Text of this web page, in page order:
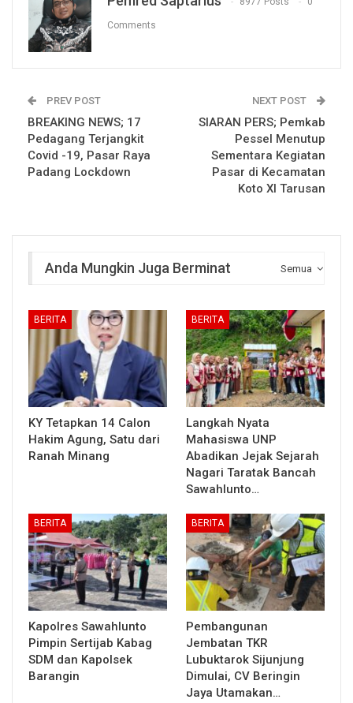
Comments
PREV POST
BREAKING NEWS; 17
Pedagang Terjangkit
Covid -19, Pasar Raya
Padang Lockdown
NEXT POST
SIARAN PERS; Pemkab
Pessel Menutup
Sementara Kegiatan
Pasar di Kecamatan
Koto XI Tarusan
Semua
Anda Mungkin Juga Berminat
BERITA
KY Tetapkan 14 Calon
Hakim Agung, Satu dari
Ranah Minang
BERITA
Langkah Nyata
Mahasiswa UNP
Abadikan Jejak Sejarah
Nagari Taratak Bancah
Sawahlunto…
BERITA
Kapolres Sawahlunto
Pimpin Sertijab Kabag
SDM dan Kapolsek
Barangin
BERITA
Pembangunan
Jembatan TKR
Lubuktarok Sijunjung
Dimulai, CV Beringin
Jaya Utamakan…